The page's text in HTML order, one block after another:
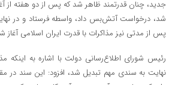
جدید، چنان قدرتمند ظاهر شد که پس از دو هفته از
شد، درخواست آتش‌بس داد، واسطه فرستاد و در
پس از مدتی نیز مذاکرات با قدرت ایران اسلامی آغاز
رئیس شورای اطلاع‌رسانی دولت با اشاره به اینکه
نهایت به سندی مهم تبدیل شد، افزود: این سند در